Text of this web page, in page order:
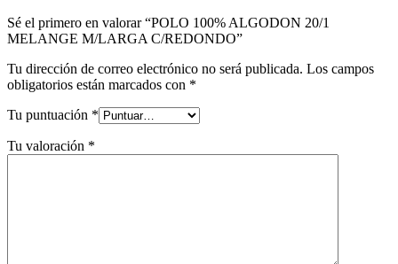
Sé el primero en valorar “POLO 100% ALGODON 20/1
MELANGE M/LARGA C/REDONDO”
Tu dirección de correo electrónico no será publicada. Los campos
obligatorios están marcados con *
Tu puntuación *
Tu valoración *